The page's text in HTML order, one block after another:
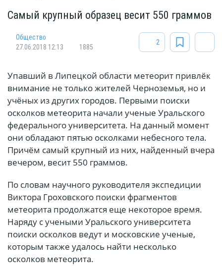
Самый крупный образец весит 550 граммов
Общество
27.06.2018 12:13
1885
2
Упавший в Липецкой области метеорит привлёк
внимание не только жителей Черноземья, но и
учёных из других городов. Первыми поиски
осколков метеорита начали ученые Уральского
федерального университета. На данный момент
они обладают пятью осколками небесного тела.
Причём самый крупный из них, найденный вчера
вечером, весит 550 граммов.
По словам научного руководителя экспедиции
Виктора Гроховского поиски фрагментов
метеорита продолжатся еще некоторое время.
Наряду с учеными Уральского университета
поиски осколков ведут и московские ученые,
которым также удалось найти несколько
осколков метеорита.